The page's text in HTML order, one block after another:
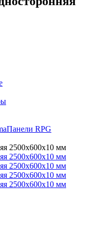
Панели RPG
2500х600х10 мм